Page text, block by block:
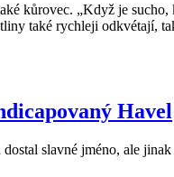
kůrovec. „Když je
také rychleji odkvétají,
Havel
slavné jméno, ale